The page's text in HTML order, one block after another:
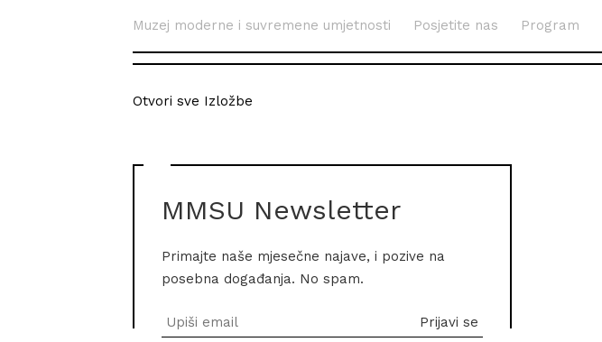
Muzej moderne i suvremene umjetnosti Posjetite nas Program
Otvori sve Izložbe
MMSU Newsletter
Primajte naše mjesečne najave, i pozive na
posebna događanja. No spam.